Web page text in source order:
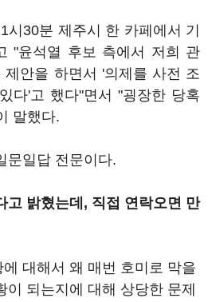
시30분 제주시 한 카페에서 기
"윤석열 후보 측에서 저희 관
제안을 하면서 '의제를 사전 조
다'고 했다"면서 "굉장한 당혹
말했다.
문일답 전문이다.
고 밝혔는데, 직접 연락오면 만
대해서 왜 매번 호미로 막을
이 되는지에 대해 상당한 문제